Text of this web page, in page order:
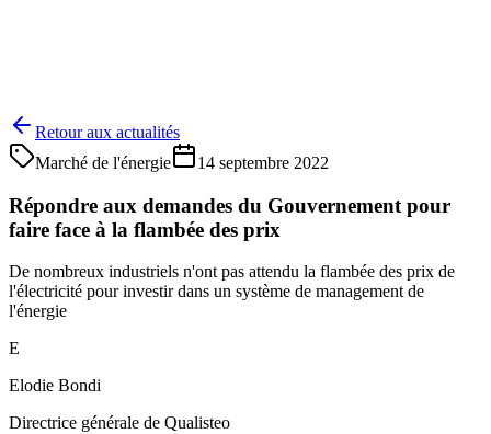
Retour aux actualités
Marché de l'énergie
14 septembre 2022
Répondre aux demandes du Gouvernement pour
faire face à la flambée des prix
De nombreux industriels n'ont pas attendu la flambée des prix de
l'électricité pour investir dans un système de management de
l'énergie
E
Elodie Bondi
Directrice générale de Qualisteo